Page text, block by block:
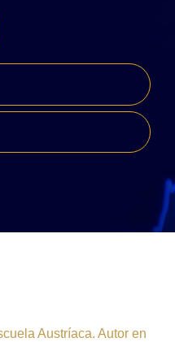
Austríaca. Autor en